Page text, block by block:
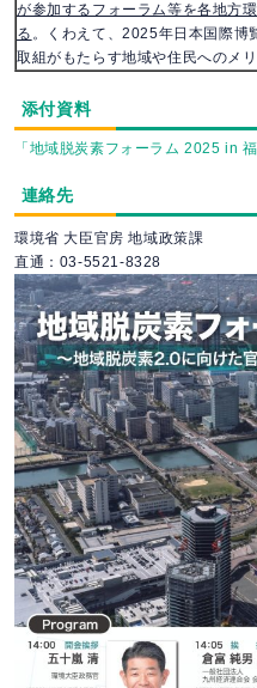
が参加するフォーラム等を各地方
る 。くわえて、2025年日本国際博
取組がもたらす地域や住民へのメ
添付資料
「地域脱炭素フォーラム 2025 in
連絡先
環境省 大臣官房 地域政策課
直通：03-5521-8328